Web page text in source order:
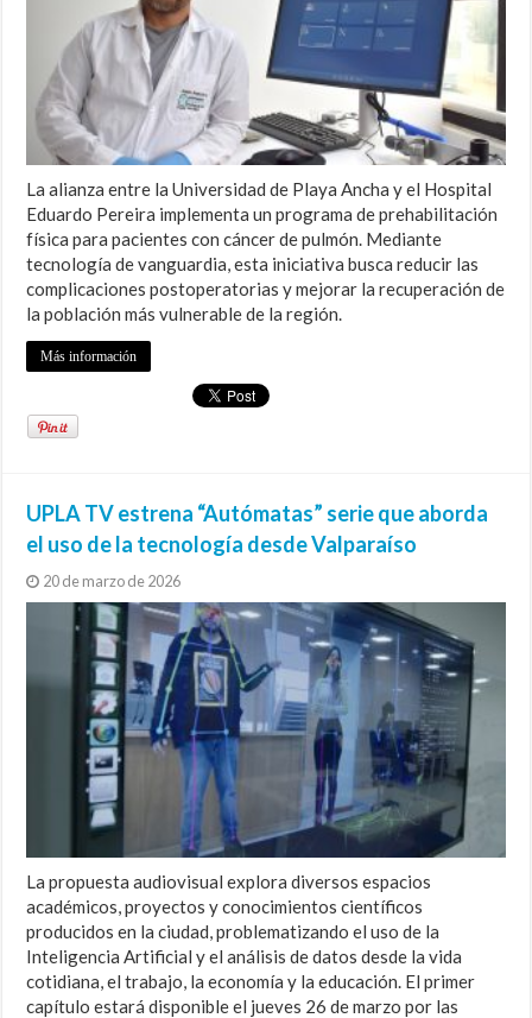
La alianza entre la Universidad de Playa Ancha y el Hospital
Eduardo Pereira implementa un programa de prehabilitación
física para pacientes con cáncer de pulmón. Mediante
tecnología de vanguardia, esta iniciativa busca reducir las
complicaciones postoperatorias y mejorar la recuperación de
la población más vulnerable de la región.
Más información
UPLA TV estrena “Autómatas” serie que aborda
el uso de la tecnología desde Valparaíso
20 de marzo de 2026
La propuesta audiovisual explora diversos espacios
académicos, proyectos y conocimientos científicos
producidos en la ciudad, problematizando el uso de la
Inteligencia Artificial y el análisis de datos desde la vida
cotidiana, el trabajo, la economía y la educación. El primer
capítulo estará disponible el jueves 26 de marzo por las